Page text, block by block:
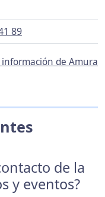
89
de Amura
de la
y eventos?